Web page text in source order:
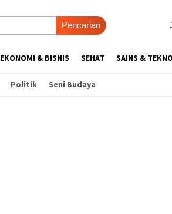
Pencarian
EKONOMI & BISNIS SEHAT SAINS & TEKNO
Politik Seni Budaya